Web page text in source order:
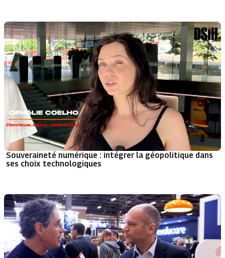
Souveraineté numérique : intégrer la géopolitique dans
ses choix technologiques